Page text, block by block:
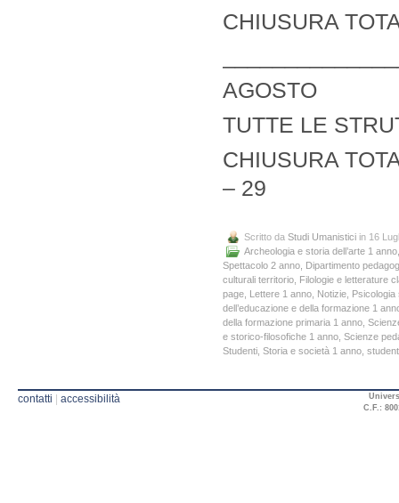
CHIUSURA
AGOSTO
TUTTE LE
CHIUSURA
– 29
Scritto da Studi Umanistici in 16
Archeologia e storia dell’arte 1 anno
Spettacolo 2 anno
Dipartimento
culturali territorio
Filologie e letterature
page
Lettere 1 anno Notizie
dell’educazione e della formazione 1
della formazione primaria 1 anno
e storico-filosofiche 1 anno Scienze
Studenti Storia e società 1 anno
contatti accessibilità
C.F.: